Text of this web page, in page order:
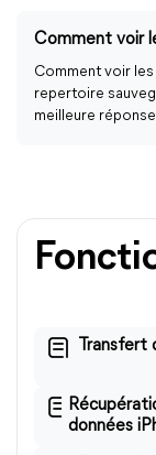
Comment voir
repertoire
meilleure
Transfert
données